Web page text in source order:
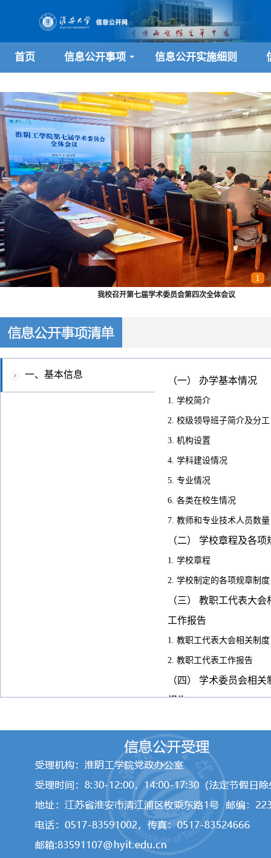
首页
+
信息公开事项 信息公开实施细则
1
我校召开第七届学术委员会第四次全体会议
一、基本信息
（一） 办学基本情况
1. 学校简介
2. 校级领导班子简介及分工
3. 机构设置
4. 学科建设情况
5. 专业情况
6. 各类在校生情况
7. 教师和专业技术人员数量
（二） 学校章程及各项
1. 学校章程
2. 学校制定的各项规章制度
（三） 教职工代表大
工作报告
1. 教职工代表大会相关制度
2. 教职工代表工作报告
（四） 学术委员会相
报告
2. 学术委员会年度报告
（五） 学校发展规划、
划及重点工作安排
1. 学校发展规划
2. 年度工作计划和年度工
（六） 信息公开年度报